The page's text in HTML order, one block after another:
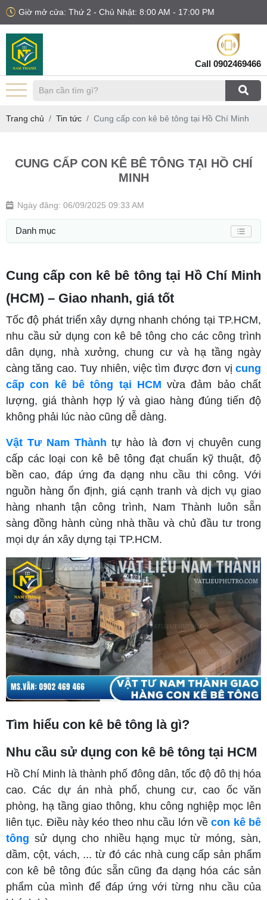
Giờ mở cửa: Thứ 2 - Chủ Nhật: 8:00 AM - 17:00 PM
Call 0902469466
Trang chủ Tin tức Cung cấp con kê bê tông tại Hồ Chí Minh
CUNG CẤP CON KÊ BÊ TÔNG TẠI HỒ CHÍ
MINH
Ngày đăng: 06/09/2025 09:33 AM
Danh mục
Cung cấp con kê bê tông tại Hồ Chí Minh
(HCM) – Giao nhanh, giá tốt
Tốc độ phát triển xây dựng nhanh chóng tại TP.HCM,
nhu cầu sử dụng con kê bê tông cho các công trình
dân dụng, nhà xưởng, chung cư và hạ tầng ngày
càng tăng cao. Tuy nhiên, việc tìm được đơn vị cung
cấp con kê bê tông tại HCM vừa đảm bảo chất
lượng, giá thành hợp lý và giao hàng đúng tiến độ
không phải lúc nào cũng dễ dàng.
Vật Tư Nam Thành tự hào là đơn vị chuyên cung
cấp các loại con kê bê tông đạt chuẩn kỹ thuật, độ
bền cao, đáp ứng đa dạng nhu cầu thi công. Với
nguồn hàng ổn định, giá cạnh tranh và dịch vụ giao
hàng nhanh tận công trình, Nam Thành luôn sẵn
sàng đồng hành cùng nhà thầu và chủ đầu tư trong
mọi dự án xây dựng tại TP.HCM.
Tìm hiểu con kê bê tông là gì?
Nhu cầu sử dụng con kê bê tông tại HCM
Hồ Chí Minh là thành phố đông dân, tốc độ đô thị hóa
cao. Các dự án nhà phố, chung cư, cao ốc văn
phòng, hạ tầng giao thông, khu công nghiệp mọc lên
liên tục. Điều này kéo theo nhu cầu lớn vềcon kê bê
tông sử dụng cho nhiều hạng mục từ móng, sàn,
dầm, cột, vách, ... từ đó các nhà cung cấp sản phẩm
con kê bê tông đúc sẵn cũng đa dạng hóa các sản
phẩm của mình để đáp ứng với từng nhu cầu của